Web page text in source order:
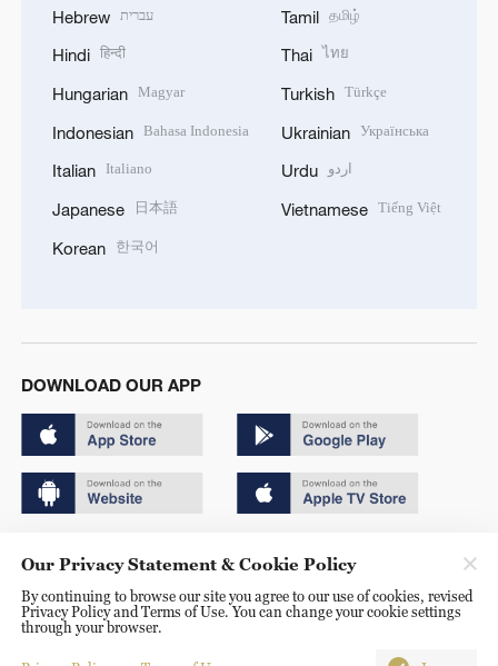
Hebrew עברית
Hindi हिन्दी
Hungarian Magyar
Indonesian Bahasa Indonesia
Italian Italiano
Japanese 日本語
Korean 한국어
Tamil தமிழ்
Thai ไทย
Turkish Türkçe
Ukrainian Українська
Urdu اردو
Vietnamese Tiếng Việt
DOWNLOAD OUR APP
京ICP备20000184号
京公网安备 11010502050052号
Disinformation report hotline: 010-85061466
Our Privacy Statement & Cookie Policy
By continuing to browse our site you agree to our use of cookies, revised
Privacy Policy and Terms of Use. You can change your cookie settings
through your browser.